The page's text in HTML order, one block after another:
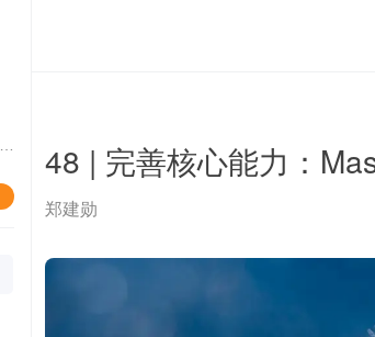
48 | 完善核心能力：
郑建勋